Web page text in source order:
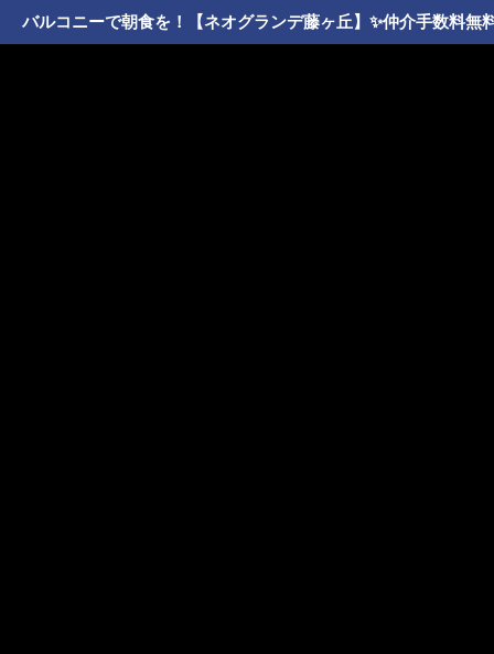
バルコニーで朝食を！【ネオグランデ藤ヶ丘】✨️仲介手数料無